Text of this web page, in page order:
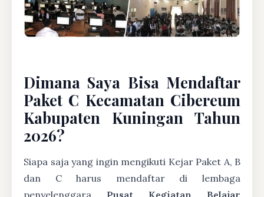
Dimana Saya Bisa Mendaftar
Paket C Kecamatan Cibereum
Kabupaten Kuningan Tahun
2026?
Siapa saja yang ingin mengikuti Kejar Paket A, B
dan C harus mendaftar di lembaga
penyelenggara Pusat Kegiatan Belajar